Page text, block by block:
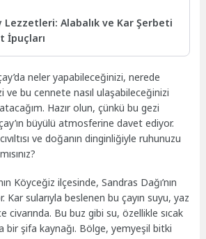
Lezzetleri: Alabalık ve Kar Şerbeti
İpuçları
neler yapabileceğinizi, nerede
ve bu cennete nasıl ulaşabileceğinizi
Hazır olun, çünkü bu gezi
büyülü atmosferine davet ediyor.
ve doğanın dinginliğiyle ruhunuzu
Köyceğiz ilçesinde, Sandras Dağı’nın
Kar sularıyla beslenen bu çayın suyu, yaz
civarında. Bu buz gibi su, özellikle sıcak
bir şifa kaynağı. Bölge, yemyeşil bitki